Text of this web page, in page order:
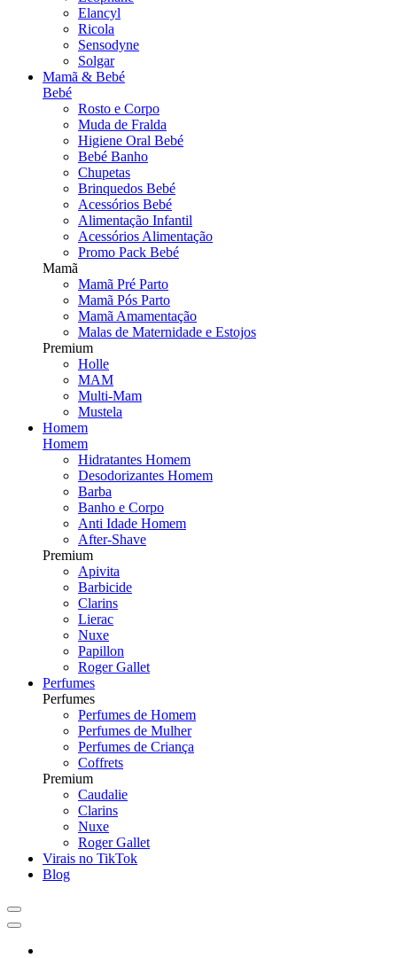
Elancyl
Ricola
Sensodyne
Solgar
Mamã & Bebé
Bebé
Rosto e Corpo
Muda de Fralda
Higiene Oral Bebé
Bebé Banho
Chupetas
Brinquedos Bebé
Acessórios Bebé
Alimentação Infantil
Acessórios Alimentação
Promo Pack Bebé
Mamã
Mamã Pré Parto
Mamã Pós Parto
Mamã Amamentação
Malas de Maternidade e Estojos
Premium
Holle
MAM
Multi-Mam
Mustela
Homem
Homem
Hidratantes Homem
Desodorizantes Homem
Barba
Banho e Corpo
Anti Idade Homem
After-Shave
Premium
Apivita
Barbicide
Clarins
Lierac
Nuxe
Papillon
Roger Gallet
Perfumes
Perfumes
Perfumes de Homem
Perfumes de Mulher
Perfumes de Criança
Coffrets
Premium
Caudalie
Clarins
Nuxe
Roger Gallet
Virais no TikTok
Blog